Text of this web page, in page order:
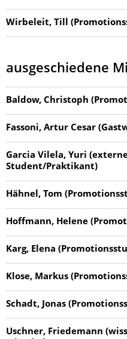
Wirbeleit, Till
ausgeschiedene
Baldow, Christoph
Fassoni, Artur Cesar
Garcia Vilela, Yuri
Student/Praktikant)
Hähnel, Tom
Hoffmann, Helene
Karg, Elena
Klose, Markus
Schadt, Jonas
Uschner, Friedemann